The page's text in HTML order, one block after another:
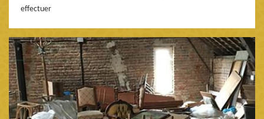
effectuer